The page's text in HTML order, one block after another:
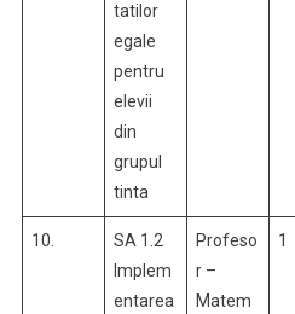
tatilor
egale
pentru
elevii
din
grupul
tinta
10.
SA 1.2
Implem
entarea
Profeso
r –
Matem
1